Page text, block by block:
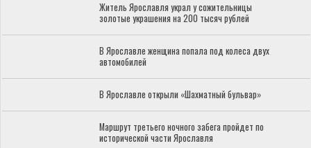
Житель Ярославля украл у сожительницы
золотые украшения на 200 тысяч рублей
В Ярославле женщина попала под колеса двух
автомобилей
В Ярославле открыли «Шахматный бульвар»
Маршрут третьего ночного забега пройдет по
исторической части Ярославля